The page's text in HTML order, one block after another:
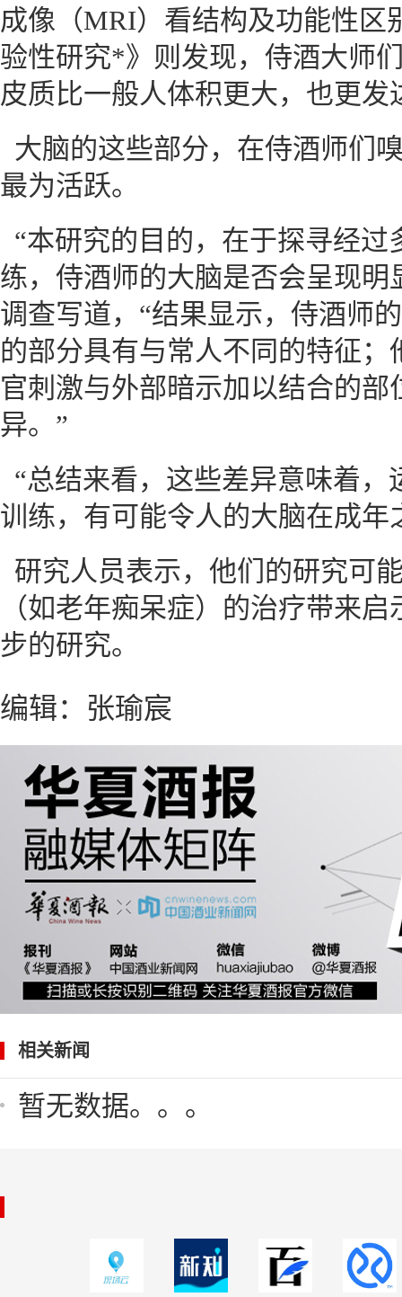
成像（MRI）看结构及功能性区
验性研究*》则发现，侍酒大师
皮质比一般人体积更大，也更发
大脑的这些部分，在侍酒师们
最为活跃。
“本研究的目的，在于探寻经
练，侍酒师的大脑是否会呈现明
调查写道，“结果显示，侍酒师
的部分具有与常人不同的特征
官刺激与外部暗示加以结合的部
异。”
“总结来看，这些差异意味着
训练，有可能令人的大脑在成年
研究人员表示，他们的研究可
（如老年痴呆症）的治疗带来
步的研究。
编辑：张瑜宸
相关新闻
暂无数据。。。